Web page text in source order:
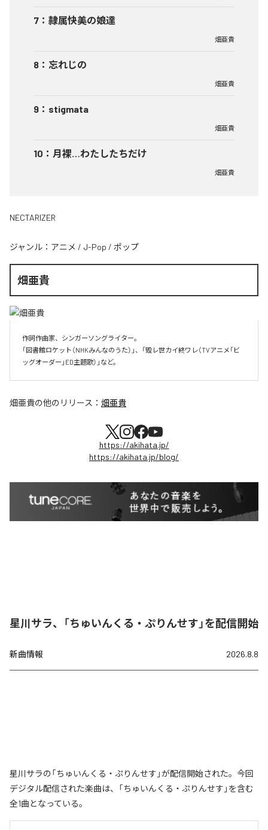
7 ： 隷属快美の娘達
畑亜貴
8 ： 忘れじの
畑亜貴
9 ： stigmata
畑亜貴
10 ： 月裸…わたしたちだけ
畑亜貴
NECTARIZER
ジャンル： アニメ / J-Pop / ポップ
畑亜貴
作詞作曲家、シンガーソングライター。
「図書館ロケット（NHKみんなのうた）」、「毀レ世カイ終ワレ（TVアニメ「ビ
ッグオーダー」ED主題歌）」など。
畑亜貴の他のリリース： 畑亜貴
https://akihata.jp/
https://akihata.jp/blog/
星川サラ、「ちゅいんくる・ぷりんせす」を配信開始
新曲情報 2026.8.8
星川サラの「ちゅいんくる・ぷりんせす」が配信開始された。今回
デジタル配信された楽曲は、「ちゅいんくる・ぷりんせす」を含む
全1曲となっている。